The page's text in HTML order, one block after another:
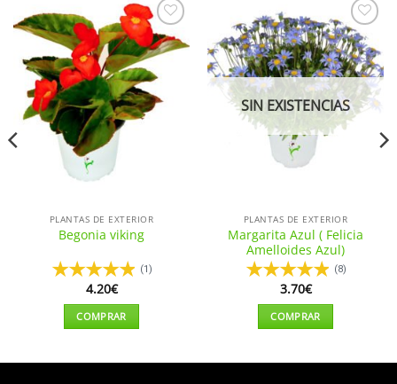
Añadir
a la
lista de
deseos
PLANTAS DE EXTERIOR
Begonia viking
(1)
4.20€
COMPRAR
Añadir
a la
lista de
deseos
SIN EXISTENCIAS
PLANTAS DE EXTERIOR
Margarita Azul ( Felicia
Amelloides Azul)
(8)
3.70€
COMPRAR